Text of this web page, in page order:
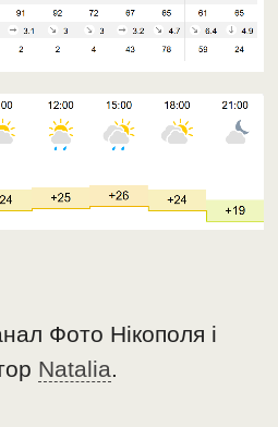
Фото Нікополя і
Natalia.